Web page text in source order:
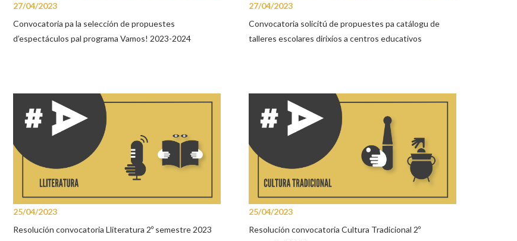
27/04/2023
Convocatoria pa la selección de propuestes
d’espectáculos pal programa Vamos! 2023-2024
27/04/2023
Convocatoria solicitú de propuestes pa catálogu de
talleres escolares dirixíos a centros educativos
25/04/2023
Resolución convocatoria Lliteratura 2º semestre 2023
25/04/2023
Resolución convocatoria Cultura Tradicional 2º